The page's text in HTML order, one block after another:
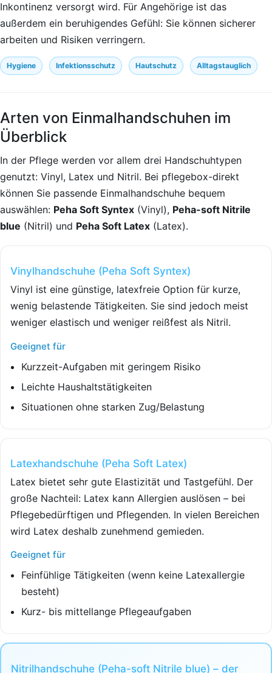
Inkontinenz versorgt wird. Für Angehörige ist das
außerdem ein beruhigendes Gefühl: Sie können sicherer
arbeiten und Risiken verringern.
Hygiene Infektionsschutz Hautschutz Alltagstauglich
Arten von Einmalhandschuhen im
Überblick
In der Pflege werden vor allem drei Handschuhtypen
genutzt: Vinyl, Latex und Nitril. Bei pflegebox-direkt
können Sie passende Einmalhandschuhe bequem
auswählen: Peha Soft Syntex (Vinyl), Peha-soft Nitrile
blue (Nitril) und Peha Soft Latex (Latex).
Vinylhandschuhe (Peha Soft Syntex)
Vinyl ist eine günstige, latexfreie Option für kurze,
wenig belastende Tätigkeiten. Sie sind jedoch meist
weniger elastisch und weniger reißfest als Nitril.
Geeignet für
Kurzzeit-Aufgaben mit geringem Risiko
Leichte Haushaltstätigkeiten
Situationen ohne starken Zug/Belastung
Latexhandschuhe (Peha Soft Latex)
Latex bietet sehr gute Elastizität und Tastgefühl. Der
große Nachteil: Latex kann Allergien auslösen – bei
Pflegebedürftigen und Pflegenden. In vielen Bereichen
wird Latex deshalb zunehmend gemieden.
Geeignet für
Feinfühlige Tätigkeiten (wenn keine Latexallergie
besteht)
Kurz- bis mittellange Pflegeaufgaben
Nitrilhandschuhe (Peha-soft Nitrile blue) – der